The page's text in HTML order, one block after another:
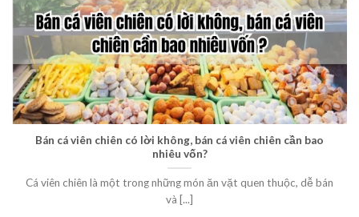
Bán cá viên chiên có lời không, bán cá viên chiên cần bao
nhiêu vốn?
Cá viên chiên là một trong những món ăn vặt quen thuộc, dễ bán
và [...]